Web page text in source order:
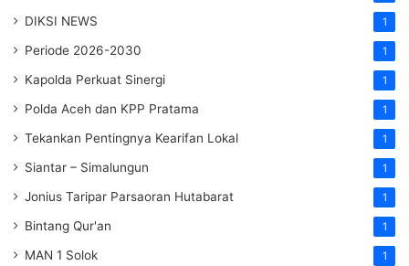
DIKSI NEWS 1
Periode 2026-2030 1
Kapolda Perkuat Sinergi 1
Polda Aceh dan KPP Pratama 1
Tekankan Pentingnya Kearifan Lokal 1
Siantar – Simalungun 1
Jonius Taripar Parsaoran Hutabarat 1
Bintang Qur'an 1
MAN 1 Solok 1